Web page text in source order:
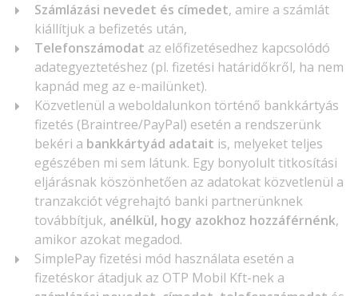
Számlázási nevedet és címedet, amire a számlát
kiállítjuk a befizetés után,
Telefonszámodat az előfizetésedhez kapcsolódó
adategyeztetéshez (pl. fizetési határidőkről, ha nem
kapnád meg az e-mailünket).
Közvetlenül a weboldalunkon történő bankkártyás
fizetés (Braintree/PayPal) esetén a rendszerünk
bekéri a bankkártyád adatait is, melyeket teljes
egészében mi sem látunk. Egy bonyolult titkosítási
eljárásnak köszönhetően az adatokat közvetlenül a
tranzakciót végrehajtó banki partnerünknek
továbbítjuk, anélkül, hogy azokhoz hozzáférnénk,
amikor azokat megadod.
SimplePay fizetési mód használata esetén a
fizetéskor átadjuk az OTP Mobil Kft-nek a